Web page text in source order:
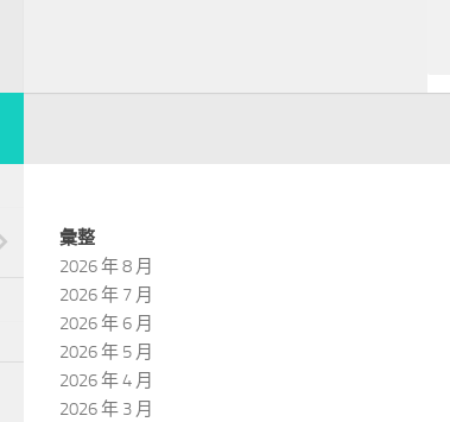
彙整
2026 年 8 月
2026 年 7 月
2026 年 6 月
2026 年 5 月
2026 年 4 月
2026 年 3 月